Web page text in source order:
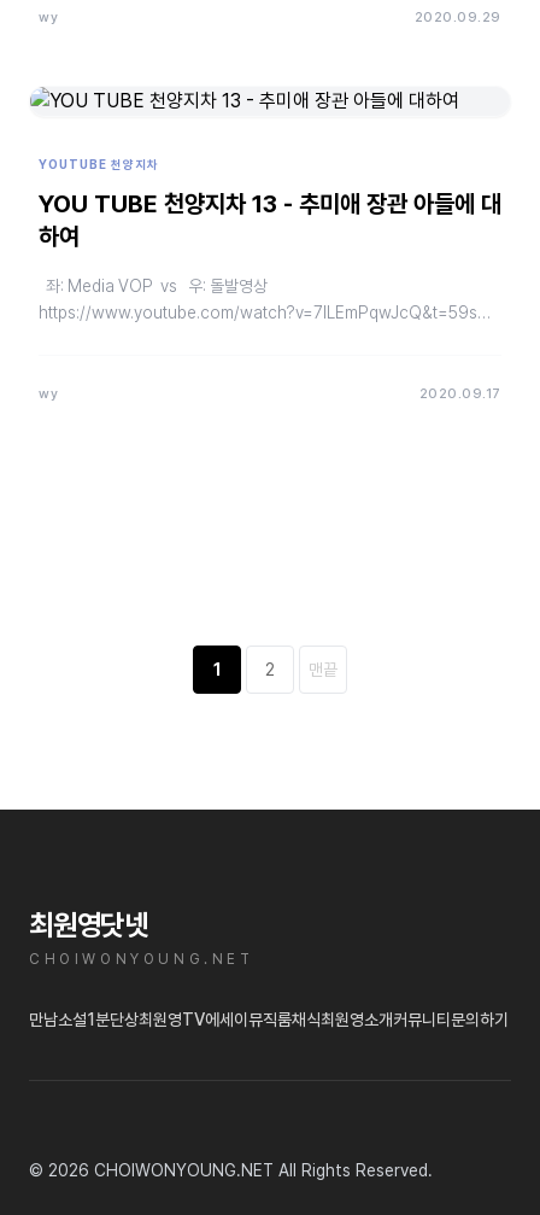
wy 2020.09.29
YOUTUBE 천양지차
YOU TUBE 천양지차 13 - 추미애 장관 아들에 대
하여
https://www.youtube.com/watch?v=7ILEmPqwJcQ&t=59s…
wy 2020.09.17
1 2 맨끝
최원영닷넷
CHOIWONYOUNG.NET
만남소설1분단상최원영TV에세이 뮤직룸채식최원영소개커뮤니티 문의하기
© 2026 CHOIWONYOUNG.NET All Rights Reserved.